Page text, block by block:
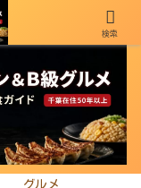
グルメを本音レビュー
グルメ
検索